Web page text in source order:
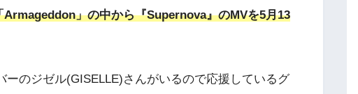
Armageddon」の中から『Supernova』のMVを5月13
ーのジゼル(GISELLE)さんがいるので応援しているグ